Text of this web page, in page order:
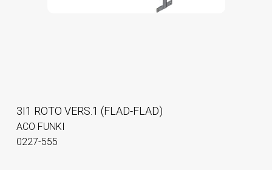
3I1 ROTO VERS.1 (FLAD-FLAD)
ACO FUNKI
0227-555